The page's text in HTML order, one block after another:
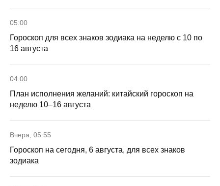
05:00
Гороскоп для всех знаков зодиака на неделю с 10 по
16 августа
04:00
План исполнения желаний: китайский гороскоп на
неделю 10–16 августа
Вчера, 05:55
Гороскоп на сегодня, 6 августа, для всех знаков
зодиака